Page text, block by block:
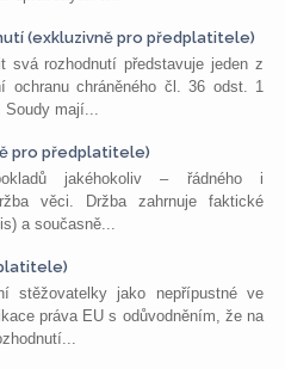
(exkluzivně pro předplatitele)
svá rozhodnutí představuje jeden z
ochranu chráněného čl. 36 odst. 1
Soudy mají...
pro předplatitele)
jakéhokoliv – řádného i
věci. Držba zahrnuje faktické
a současně...
stěžovatelky jako nepřípustné ve
práva EU s odůvodněním, že na